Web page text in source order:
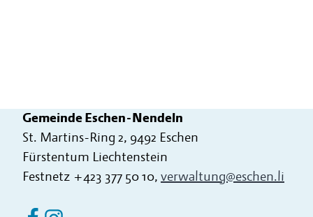
Gemeinde Eschen-Nendeln
St. Martins-Ring 2, 9492 Eschen
Fürstentum Liechtenstein
Festnetz +423 377 50 10, verwaltung@eschen.li